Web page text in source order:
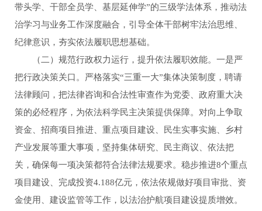
带头学、干部全员学、基层延伸学”的三级学法体系，推动法
治学习与业务工作深度融合，引导全体干部树牢法治思维、
纪律意识，夯实依法履职思想基础。
（二）规范行政权力运行，提升依法履职效能。一是严
把行政决策关口。严格落实“三重一大”集体决策制度，聘请
法律顾问，把法律咨询和合法性审查作为党委、政府重大决
策的必经程序，为依法科学民主决策提供保障。对向上争取
资金、招商项目推进、重点项目建设、民生实事实施、乡村
产业发展等重大事项，坚持集体研究、民主商议、依法把
关，确保每一项决策都符合法律法规要求。稳步推进8个重点
项目建设、完成投资4.188亿元，依法依规做好项目审批、资
金使用、建设监管等工作，以法治护航项目建设提质增效。